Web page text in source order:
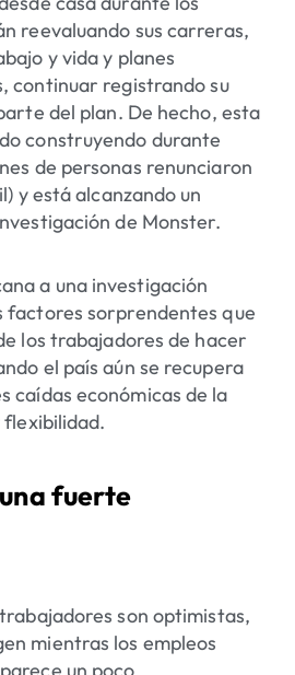
reevaluando sus carreras,
y vida y planes
continuar registrando su
del plan. De hecho, esta
construyendo durante
de personas renunciaron
y está alcanzando un
de Monster.
a una investigación
factores sorprendentes que
los trabajadores de hacer
el país aún se recupera
caídas económicas de la
fuerte
son optimistas,
mientras los empleos